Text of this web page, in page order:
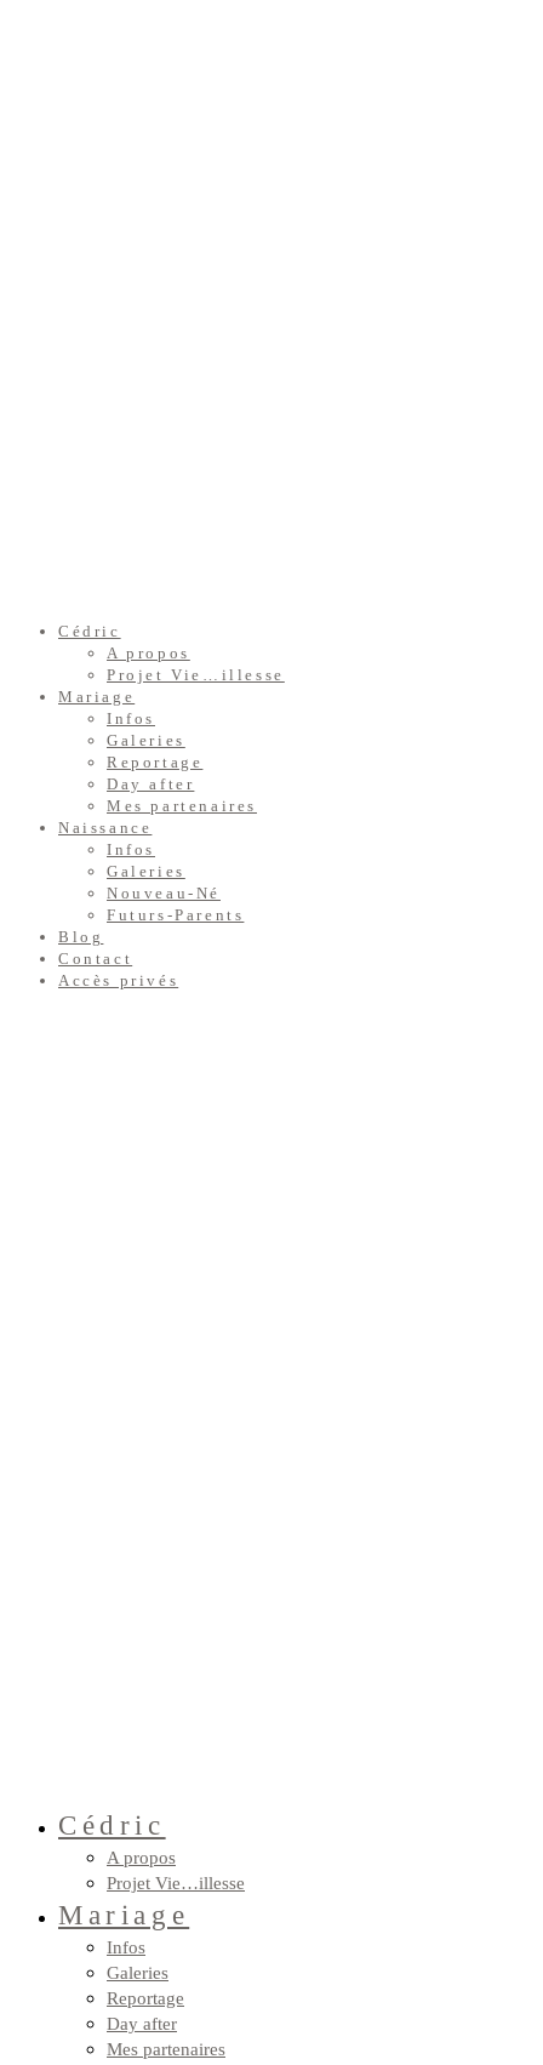
Cédric
A propos
Projet Vie…illesse
Mariage
Infos
Galeries
Reportage
Day after
Mes partenaires
Naissance
Infos
Galeries
Nouveau-Né
Futurs-Parents
Blog
Contact
Accès privés
Cédric
A propos
Projet Vie…illesse
Mariage
Infos
Galeries
Reportage
Day after
Mes partenaires